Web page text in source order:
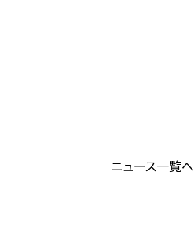
ニュース一覧へ